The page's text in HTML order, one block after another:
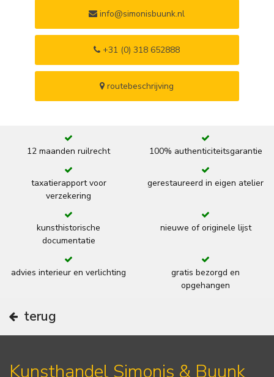
info@simonisbuunk.nl
+31 (0) 318 652888
routebeschrijving
12 maanden ruilrecht 100% authenticiteitsgarantie
taxatierapport voor
verzekering
gerestaureerd in eigen atelier
kunsthistorische
documentatie
nieuwe of originele lijst
advies interieur en verlichting
gratis bezorgd en
opgehangen
terug
Kunsthandel Simonis & Buunk